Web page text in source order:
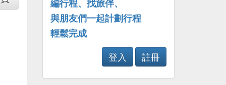
編行程、找旅伴、
與朋友們一起計劃行程
輕鬆完成
登入
註冊